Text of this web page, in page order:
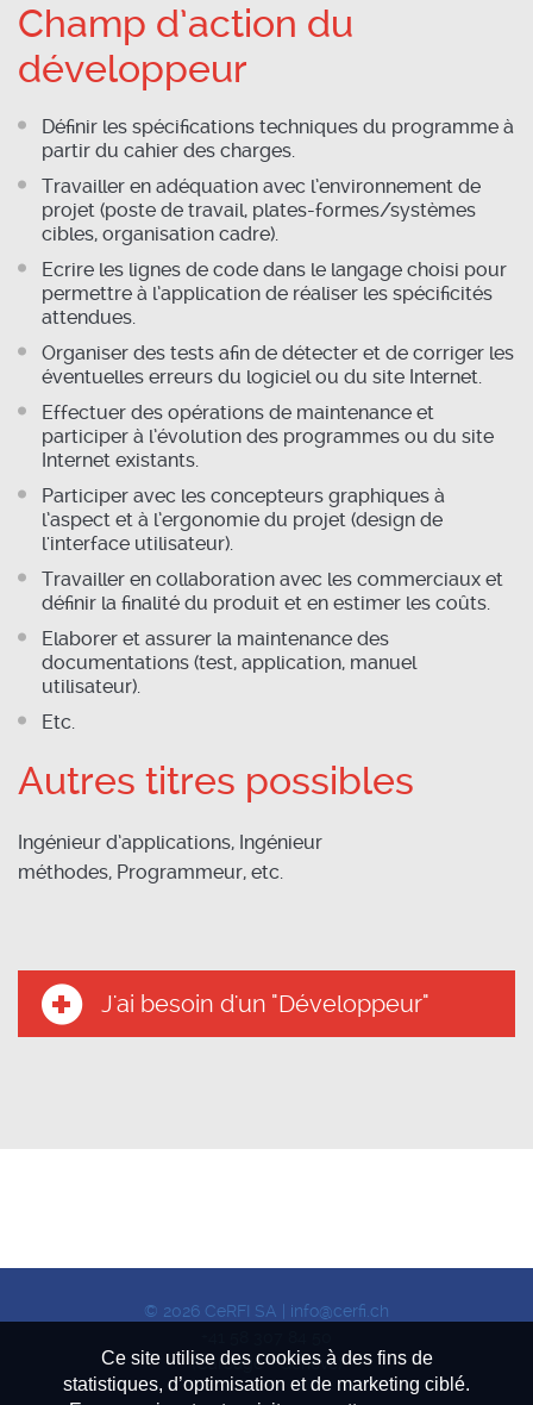
Champ d’action du
développeur
Définir les spécifications techniques du programme à
partir du cahier des charges.
Travailler en adéquation avec l’environnement de
projet (poste de travail, plates-formes/systèmes
cibles, organisation cadre).
Ecrire les lignes de code dans le langage choisi pour
permettre à l’application de réaliser les spécificités
attendues.
Organiser des tests afin de détecter et de corriger les
éventuelles erreurs du logiciel ou du site Internet.
Effectuer des opérations de maintenance et
participer à l’évolution des programmes ou du site
Internet existants.
Participer avec les concepteurs graphiques à
l’aspect et à l’ergonomie du projet (design de
l'interface utilisateur).
Travailler en collaboration avec les commerciaux et
définir la finalité du produit et en estimer les coûts.
Elaborer et assurer la maintenance des
documentations (test, application, manuel
utilisateur).
Etc.
Autres titres possibles
Ingénieur d’applications, Ingénieur
méthodes, Programmeur, etc.
J'ai besoin d'un "Développeur"
© 2026 CeRFI SA | info@cerfi.ch
(Carouge - Genève)
Ce site utilise des cookies à des fins de
statistiques, d’optimisation et de marketing ciblé.